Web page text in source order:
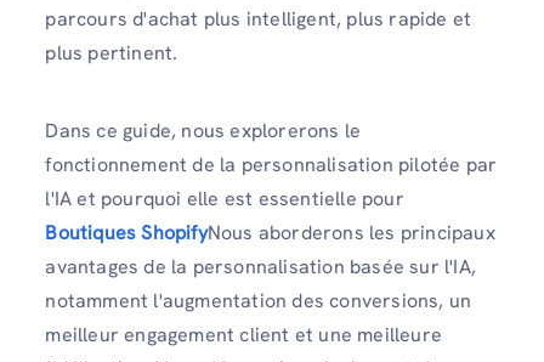
parcours d'achat plus intelligent, plus rapide et
plus pertinent.
Dans ce guide, nous explorerons le
fonctionnement de la personnalisation pilotée par
l'IA et pourquoi elle est essentielle pour
Boutiques ShopifyNous aborderons les principaux
avantages de la personnalisation basée sur l'IA,
notamment l'augmentation des conversions, un
meilleur engagement client et une meilleure